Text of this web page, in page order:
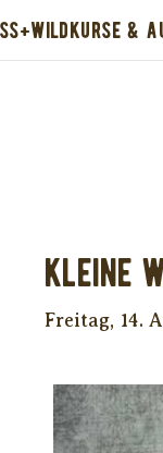
KURSE &
Kleine
Freitag, 14.